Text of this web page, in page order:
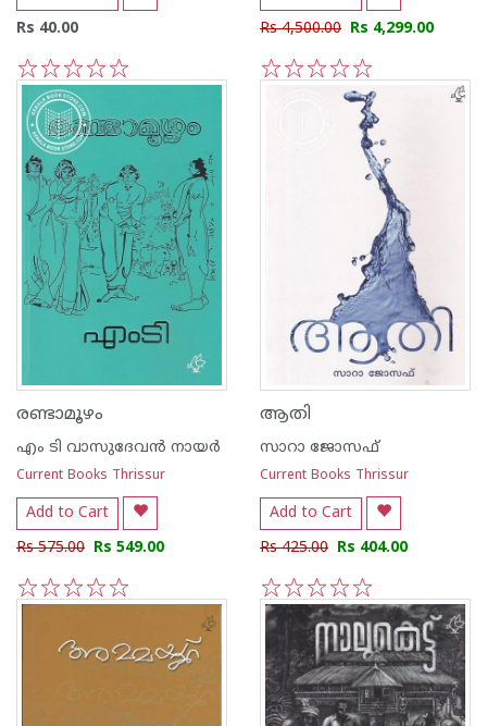
Rs 40.00
5
4
3
2
1
Rs 4,500.00 Rs 4,299.00
5
രണ്ടാമൂഴം
എം ടി വാസുദേവന്‍ നായര്‍
Current Books Thrissur
Add to Cart
Rs 575.00 Rs 549.00
5
4
3
2
1
ആതി
സാറാ ജോസഫ്
Current Books Thrissur
Add to Cart
Rs 425.00 Rs 404.00
5
4
3
2
1